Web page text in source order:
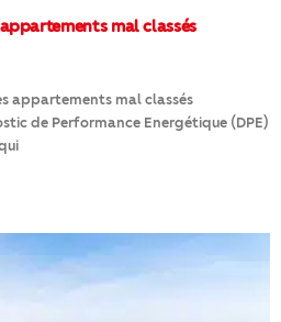
mal classés
appartements mal classés
de Performance Energétique (DPE)